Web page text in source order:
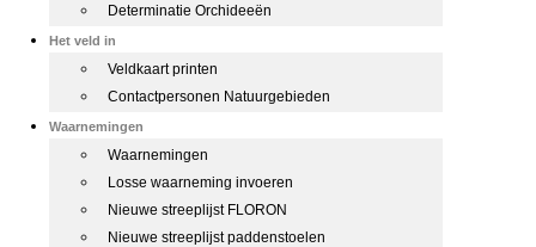
Determinatie Orchideeën
Het veld in
Veldkaart printen
Contactpersonen Natuurgebieden
Waarnemingen
Waarnemingen
Losse waarneming invoeren
Nieuwe streeplijst FLORON
Nieuwe streeplijst paddenstoelen